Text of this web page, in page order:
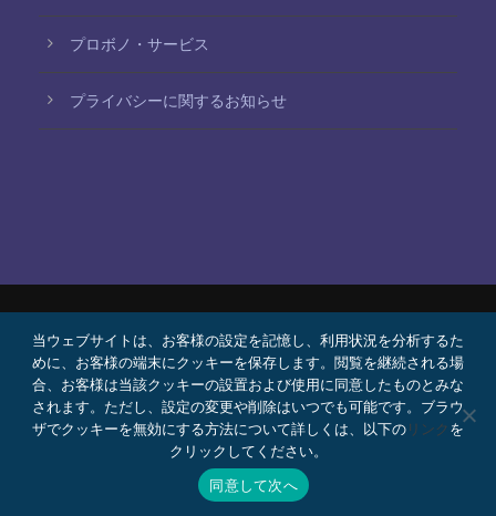
プロボノ・サービス
プライバシーに関するお知らせ
© 2026 Bello, Gallardo, Bonequi y García,
S.C.
コンテンツは自動翻訳されています。言語によって
正確さが異なる場合があります。
プロボノ
採用情報 Webメール
当ウェブサイトは、お客様の設定を記憶し、利用状況を分析するた
めに、お客様の端末にクッキーを保存します。閲覧を継続される場
合、お客様は当該クッキーの設置および使用に同意したものとみな
されます。ただし、設定の変更や削除はいつでも可能です。ブラウ
ザでクッキーを無効にする方法について詳しくは、以下のリンクを
クリックしてください。
同意して次へ